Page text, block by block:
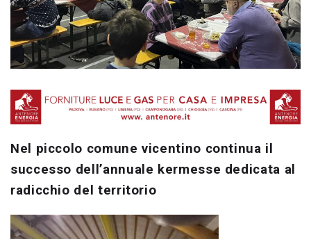
Nel piccolo comune vicentino continua il
successo dell’annuale kermesse dedicata al
radicchio del territorio